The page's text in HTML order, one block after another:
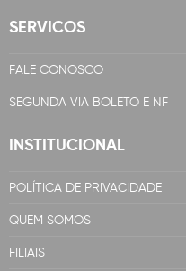
SERVICOS
FALE CONOSCO
SEGUNDA VIA BOLETO E NF
INSTITUCIONAL
POLÍTICA DE PRIVACIDADE
QUEM SOMOS
FILIAIS